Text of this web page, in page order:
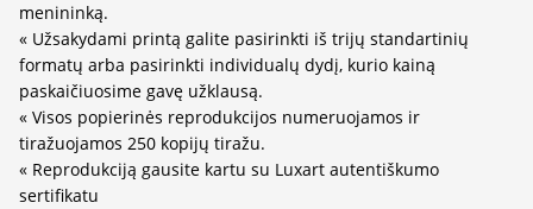
menininką.
« Užsakydami printą galite pasirinkti iš trijų standartinių
formatų arba pasirinkti individualų dydį, kurio kainą
paskaičiuosime gavę užklausą.
« Visos popierinės reprodukcijos numeruojamos ir
tiražuojamos 250 kopijų tiražu.
« Reprodukciją gausite kartu su Luxart autentiškumo
sertifikatu